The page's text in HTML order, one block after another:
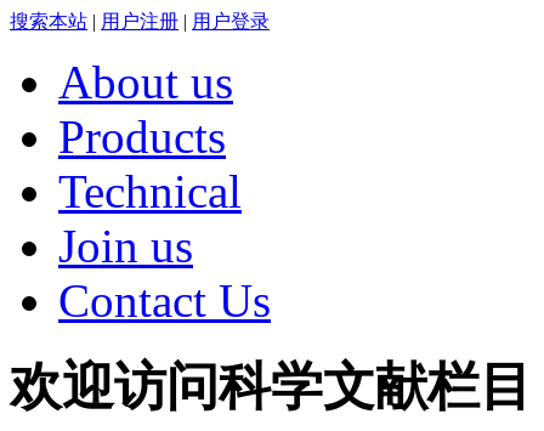
搜索本站 | 用户注册 | 用户登录
About us
Products
Technical
Join us
Contact Us
欢迎访问科学文献栏目